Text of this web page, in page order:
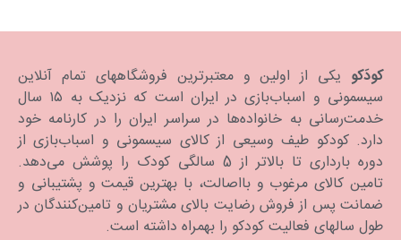
کودَکو یکی از اولین و معتبرترین فروشگاههای تمام آنلاین
سیسمونی و اسباب‌بازی در ایران است که نزدیک به ۱۵ سال
خدمت‌رسانی به خانواده‌ها در سراسر ایران را در کارنامه خود
دارد. كودكو طیف وسیعی از کالای سیسمونی و اسباب‌بازی از
دوره بارداری تا بالاتر از 5 سالگی کودک را پوشش می‌دهد.
تامین کالای مرغوب و بااصالت، با بهترین قیمت و پشتیبانی و
ضمانت پس از فروش رضایت بالای مشتریان و تامین‌کنندگان در
طول سالهای فعالیت کودکو را بهمراه داشته است.